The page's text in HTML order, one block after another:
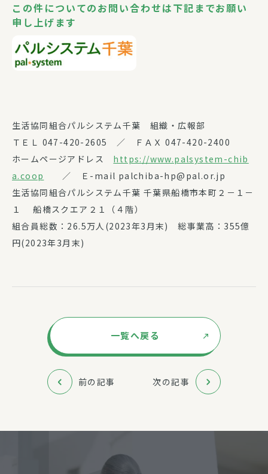
この件についてのお問い合わせは下記までお願い
申し上げます
生活協同組合パルシステム千葉 組織・広報部
ＴＥＬ 047-420-2605 ／ ＦＡＸ 047-420-2400
ホームページアドレス https://www.palsystem-chib
a.coop
／ Ｅ-mail palchiba-hp@pal.or.jp
生活協同組合パルシステム千葉 千葉県船橋市本町２－１－
１ 船橋スクエア２１（４階）
組合員総数：26.5万人(2023年3月末) 総事業高：355億
円(2023年3月末)
一覧へ戻る
前の記事 次の記事